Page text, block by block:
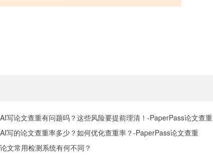
AI写论文查重有问题吗？这些风险要提前理清！-PaperPass论文查重
AI写的论文查重率多少？如何优化查重率？-PaperPass论文查重
论文常用检测系统有何不同？